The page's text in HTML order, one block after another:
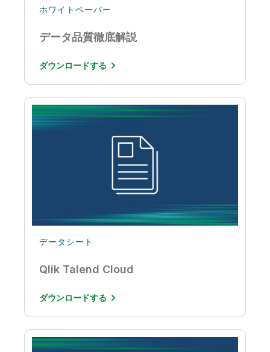
ホワイトペーパー
データ品質徹底解説
ダウンロードする
データシート
Qlik Talend Cloud
ダウンロードする